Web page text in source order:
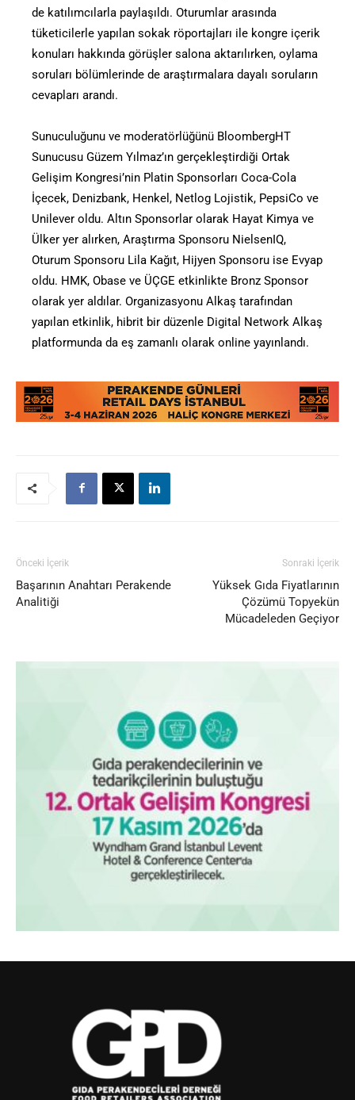
de katılımcılarla paylaşıldı. Oturumlar arasında
tüketicilerle yapılan sokak röportajları ile kongre içerik
konuları hakkında görüşler salona aktarılırken, oylama
soruları bölümlerinde de araştırmalara dayalı soruların
cevapları arandı.
Sunuculuğunu ve moderatörlüğünü BloombergHT
Sunucusu Güzem Yılmaz’ın gerçekleştirdiği Ortak
Gelişim Kongresi’nin Platin Sponsorları Coca-Cola
İçecek, Denizbank, Henkel, Netlog Lojistik, PepsiCo ve
Unilever oldu. Altın Sponsorlar olarak Hayat Kimya ve
Ülker yer alırken, Araştırma Sponsoru NielsenIQ,
Oturum Sponsoru Lila Kağıt, Hijyen Sponsoru ise Evyap
oldu. HMK, Obase ve ÜÇGE etkinlikte Bronz Sponsor
olarak yer aldılar. Organizasyonu Alkaş tarafından
yapılan etkinlik, hibrit bir düzenle Digital Network Alkaş
platformunda da eş zamanlı olarak online yayınlandı.
Önceki İçerik
Başarının Anahtarı Perakende
Analitiği
Sonraki İçerik
Yüksek Gıda Fiyatlarının
Çözümü Topyekün
Mücadeleden Geçiyor